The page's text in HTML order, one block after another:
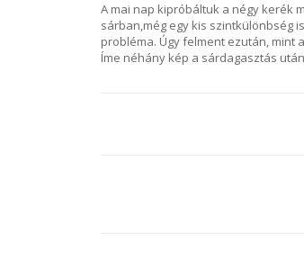
A mai nap kipróbáltuk a négy kerék
sárban,még egy kis szintkülönbség
probléma. Úgy felment ezután, mint
Íme néhány kép a sárdagasztás